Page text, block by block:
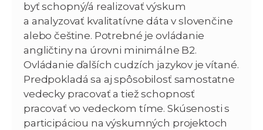
byť schopný/á realizovať výskum
a analyzovať kvalitatívne dáta v slovenčine
alebo češtine. Potrebné je ovládanie
angličtiny na úrovni minimálne B2.
Ovládanie ďalších cudzích jazykov je vítané.
Predpokladá sa aj spôsobilosť samostatne
vedecky pracovať a tiež schopnosť
pracovať vo vedeckom tíme. Skúsenosti s
participáciou na výskumných projektoch